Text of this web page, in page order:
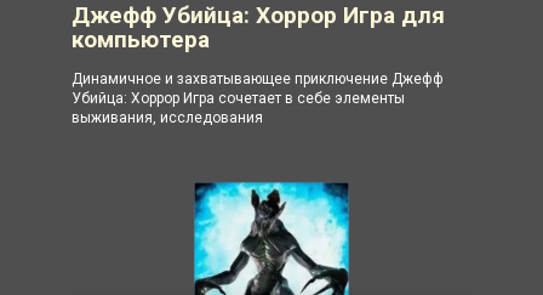
Джефф Убийца: Хоррор Игра для
компьютера
Динамичное и захватывающее приключение Джефф
Убийца: Хоррор Игра сочетает в себе элементы
выживания, исследования